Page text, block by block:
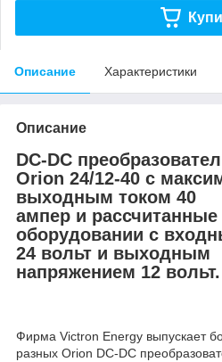
Описание Характеристики
Описание
DC-DC
Orion 24/12-40 с
выходным током 40
ампер и рассчитанные
оборудовании с
24 вольт и выходным
напряжением 12 вольт.
Фирма Victron Energy выпускает
разных Orion DC-DC